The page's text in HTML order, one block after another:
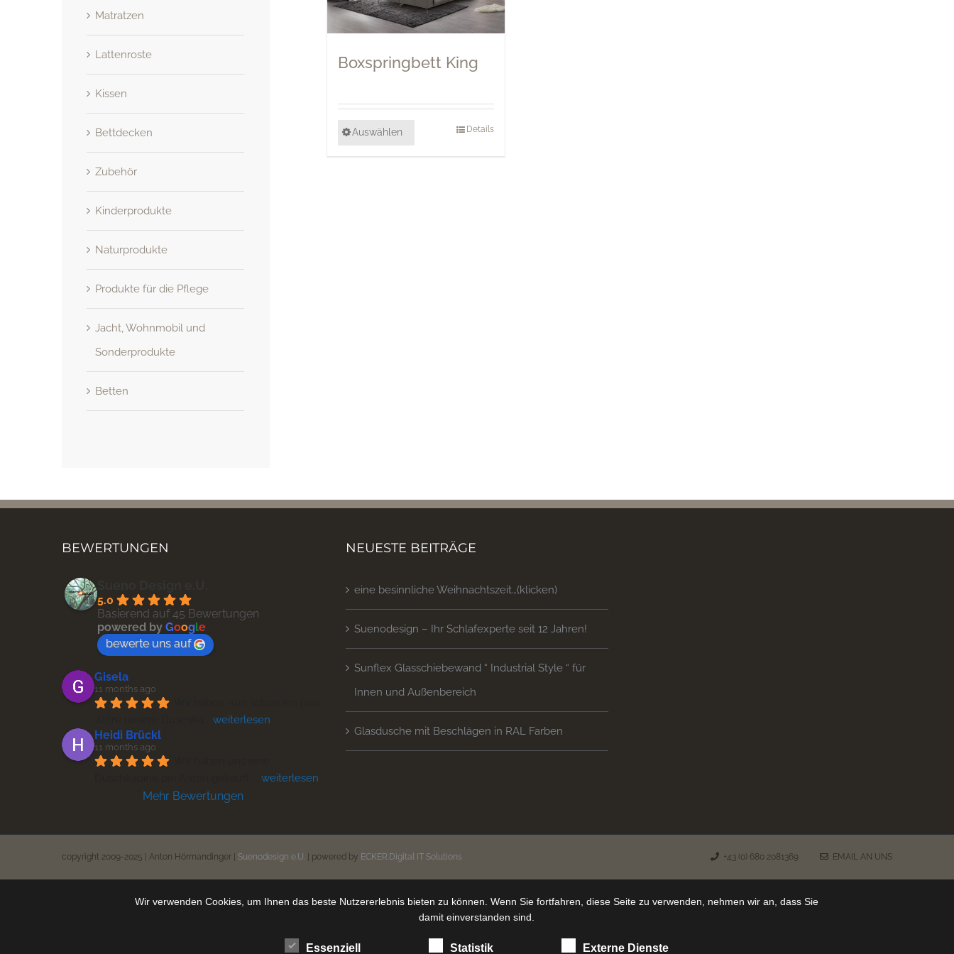
Boxspringbett King
Auswählen Details
Matratzen
Lattenroste
Kissen
Bettdecken
Zubehör
Kinderprodukte
Naturprodukte
Produkte für die Pflege
Jacht, Wohnmobil und
Sonderprodukte
Betten
BEWERTUNGEN
5.0
Basierend auf 45 Bewertungen
powered by Google
bewerte uns auf
Gisela
11 months ago
weiterlesen
Heidi Brückl
11 months ago
weiterlesen
Mehr Bewertungen
NEUESTE BEITRÄGE
eine besinnliche Weihnachtszeit…(klicken)
Suenodesign – Ihr Schlafexperte seit 12 Jahren!
Sunflex Glasschiebewand “ Industrial Style “ für
Innen und Außenbereich
Glasdusche mit Beschlägen in RAL Farben
copyright 2009-2025 | Anton Hörmandinger | Suenodesign e.U. | powered by ECKER.Digital IT Solutions +43 (0) 680 2081369 EMAIL AN UNS
Wir verwenden Cookies, um Ihnen das beste Nutzererlebnis bieten zu können. Wenn Sie fortfahren, diese Seite zu verwenden, nehmen wir an, dass Sie
damit einverstanden sind.
Essenziell Statistik Externe Dienste